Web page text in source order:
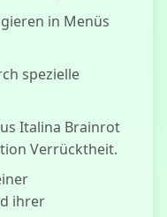
in Menüs
spezielle
Italina Brainrot
Verrücktheit.
ihrer